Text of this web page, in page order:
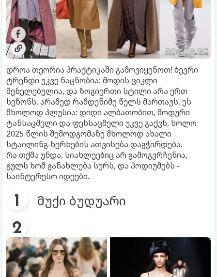
დროა თეორია პრაქტიკაში გამოვიყენოთ! ბევრი
ტრენდი უკვე ნაცნობია: მოდის ციკლი
შენელებულია, და ზოგიერთი სტილი არა ერთ
სეზონს, არამედ რამდენიმე წელს მართავს. ეს
მხოლოდ პლუსია: დიდი ალბათობით, მოდური
ტანსაცმელი და ფეხსაცმელი უკვე გაქვს, ხოლო
2025 წლის შემოდგომაზე მხოლოდ ახალი
სტაილინგ-ხერხების ათვისება დაგჭირდება.
რა თქმა უნდა, სიახლეებიც არ გამოგვრჩენია,
გულს ხომ განახლება სურს, და პოდიუმებს -
საინტერესო იდეები.
მუქი ბუდუარი